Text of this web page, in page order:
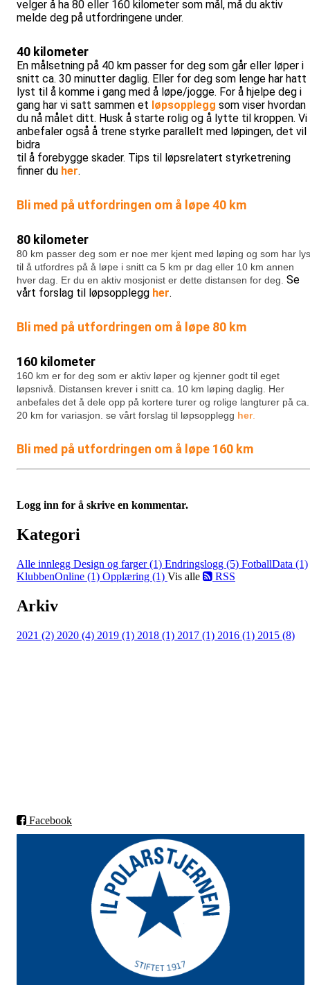
velger å ha 80 eller 160 kilometer som mål, må du aktiv
melde deg på utfordringene under.
40 kilometer
En målsetning på 40 km passer for deg som går eller løper i
snitt ca. 30 minutter daglig. Eller for deg som lenge har hatt
lyst til å komme i gang med å løpe/jogge. For å hjelpe deg i
gang har vi satt sammen et løpsopplegg som viser hvordan
du nå målet ditt. Husk å starte rolig og å lytte til kroppen. Vi
anbefaler også å trene styrke parallelt med løpingen, det vil
bidra
til å forebygge skader. Tips til løpsrelatert styrketrening
finner du her.
Bli med på utfordringen om å løpe 40 km
80 kilometer
80 km passer deg som er noe mer kjent med løping og som har
til å utfordres på å løpe i snitt ca 5 km pr dag eller 10 km annen
hver dag. Er du en aktiv mosjonist er dette distansen for deg. Se
vårt forslag til løpsopplegg her.
Bli med på utfordringen om å løpe 80 km
160 kilometer
160 km er for deg som er aktiv løper og kjenner godt til eget
løpsnivå. Distansen krever i snitt ca. 10 km løping daglig. Her
anbefales det å dele opp på kortere turer og rolige langturer på ca.
20 km for variasjon. se vårt forslag til løpsopplegg her
Bli med på utfordringen om å løpe 160 km
Logg inn for å skrive en kommentar.
Kategori
Alle innlegg Design og farger (1) Endringslogg (5) FotballData (1)
KlubbenOnline (1) Opplæring (1) Vis alle RSS
Arkiv
2021 (2) 2020 (4) 2019 (1) 2018 (1) 2017 (1) 2016 (1) 2015 (8)
Facebook